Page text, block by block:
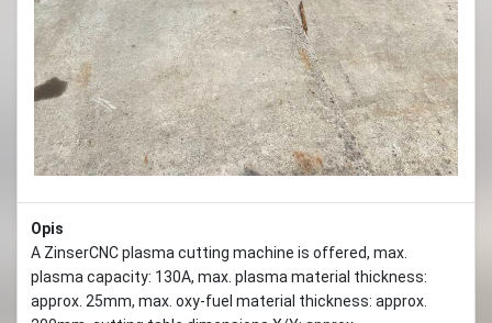
Opis
A ZinserCNC plasma cutting machine is offered, max.
plasma capacity: 130A, max. plasma material thickness:
approx. 25mm, max. oxy-fuel material thickness: approx.